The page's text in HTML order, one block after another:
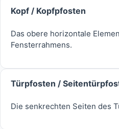
Kopf / Kopfpfosten
Das obere horizontale
Fensterrahmens.
Türpfosten /
Die senkrechten Seiten des